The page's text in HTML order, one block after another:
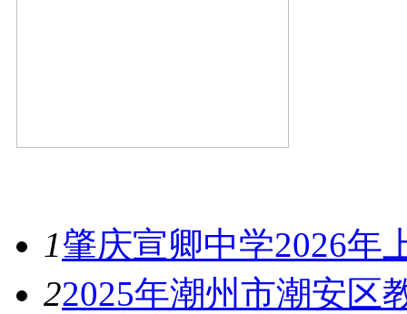
1肇庆宣卿中学2026年
22025年潮州市潮安区